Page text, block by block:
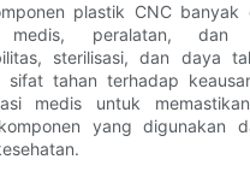
plastik CNC banyak
medis, peralatan, dan
sterilisasi, dan daya
sifat tahan terhadap
medis untuk
yang digunakan